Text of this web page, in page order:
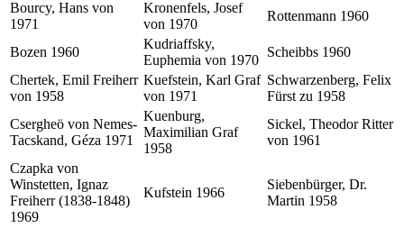
Bourcy, Hans von
1971
Kronenfels, Josef
von 1970
Rottenmann 1960
Bozen 1960
Kudriaffsky,
Euphemia von 1970
Scheibbs 1960
Chertek, Emil Freiherr
von 1958
Kuefstein, Karl Graf
von 1971
Schwarzenberg, Felix
Fürst zu 1958
Csergheö von Nemes-
Tacskand, Géza 1971
Kuenburg,
Maximilian Graf
1958
Sickel, Theodor Ritter
von 1961
Czapka von
Winstetten, Ignaz
Freiherr (1838-1848)
1969
Kufstein 1966
Siebenbürger, Dr.
Martin 1958